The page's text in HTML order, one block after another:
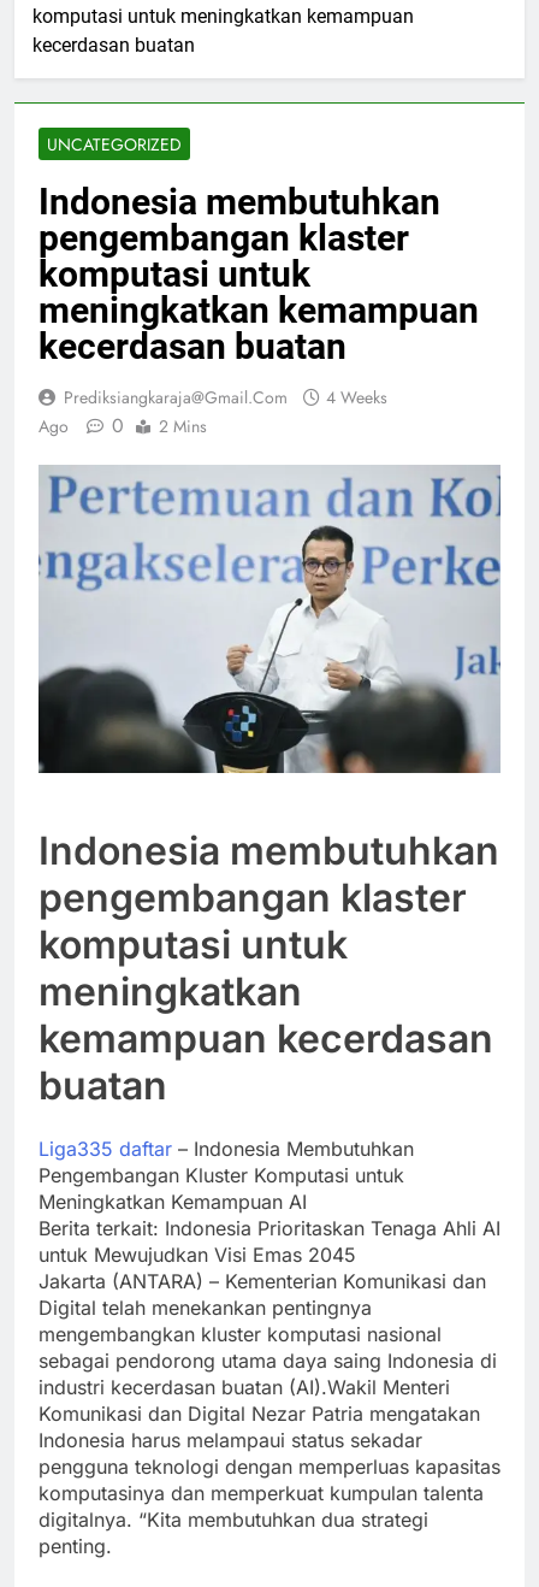
komputasi untuk meningkatkan kemampuan
kecerdasan buatan
UNCATEGORIZED
Indonesia membutuhkan
pengembangan klaster
komputasi untuk
meningkatkan kemampuan
kecerdasan buatan
Prediksiangkaraja@gmail.com
4 Weeks
Ago
0 2 Mins
Indonesia membutuhkan
pengembangan klaster
komputasi untuk
meningkatkan
kemampuan kecerdasan
buatan
Liga335 daftar – Indonesia Membutuhkan
Pengembangan Kluster Komputasi untuk
Meningkatkan Kemampuan AI
Berita terkait: Indonesia Prioritaskan Tenaga Ahli AI
untuk Mewujudkan Visi Emas 2045
Jakarta (ANTARA) – Kementerian Komunikasi dan
Digital telah menekankan pentingnya
mengembangkan kluster komputasi nasional
sebagai pendorong utama daya saing Indonesia di
industri kecerdasan buatan (AI).Wakil Menteri
Komunikasi dan Digital Nezar Patria mengatakan
Indonesia harus melampaui status sekadar
pengguna teknologi dengan memperluas kapasitas
komputasinya dan memperkuat kumpulan talenta
digitalnya. “Kita membutuhkan dua strategi
penting.